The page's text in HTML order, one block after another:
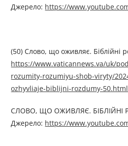
Джерелo: https://
(50) Слово, що оживляє. Біблійні
https://www.vaticannews.va/uk/
rozumity-rozumiyu-shob-viryty/
ozhyvliaje-biblijni-rozdumy-50.html
СЛОВО, ЩО ОЖИВЛЯЄ. БІБЛІЙНІ
Джерелo: https://